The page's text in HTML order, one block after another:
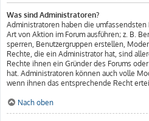
Was sind Administratoren?
Administratoren haben die umfassendsten
Art von Aktion im Forum ausführen; z. B.
sperren, Benutzergruppen erstellen,
Rechte, die ein Administrator hat, sind
Rechte ihnen ein Gründer des Forums
hat. Administratoren können auch volle
wenn ihnen das entsprechende Recht
Nach oben